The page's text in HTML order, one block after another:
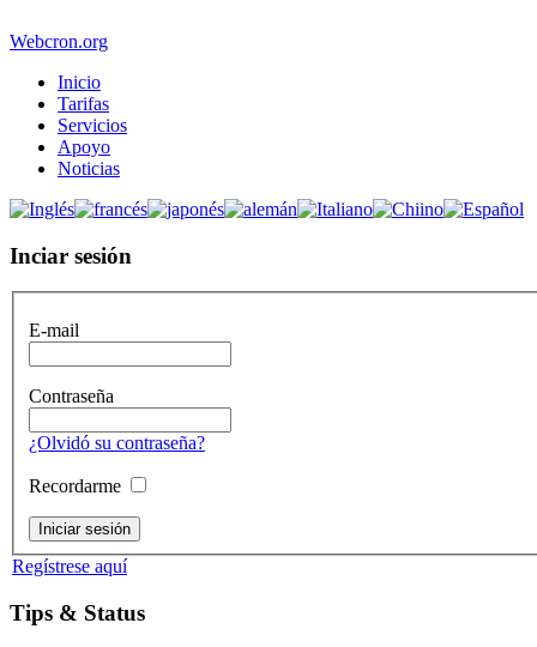
Webcron.org
Inicio
Tarifas
Servicios
Apoyo
Noticias
Inciar sesión
E-mail
Contraseña
¿Olvidó su contraseña?
Recordarme
Regístrese aquí
Tips & Status